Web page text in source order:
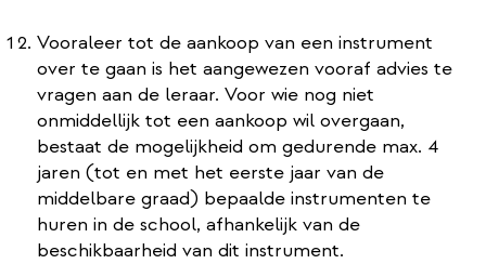
Vooraleer tot de aankoop van een instrument
over te gaan is het aangewezen vooraf advies te
vragen aan de leraar. Voor wie nog niet
onmiddellijk tot een aankoop wil overgaan,
bestaat de mogelijkheid om gedurende max. 4
jaren (tot en met het eerste jaar van de
middelbare graad) bepaalde instrumenten te
huren in de school, afhankelijk van de
beschikbaarheid van dit instrument.